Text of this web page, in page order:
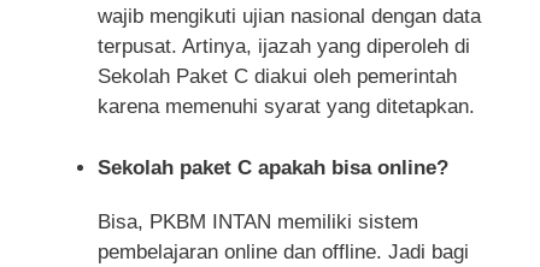
wajib mengikuti ujian nasional dengan data
terpusat. Artinya, ijazah yang diperoleh di
Sekolah Paket C diakui oleh pemerintah
karena memenuhi syarat yang ditetapkan.
Sekolah paket C apakah bisa online?
Bisa, PKBM INTAN memiliki sistem
pembelajaran online dan offline. Jadi bagi